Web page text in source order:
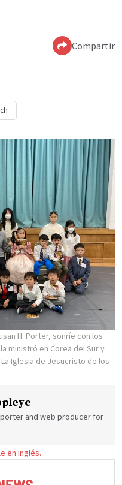
Compartir
H. Porter, sonríe con los
ministró en Corea del Sur y
La Iglesia de Jesucristo de los
and web producer for
en inglés.